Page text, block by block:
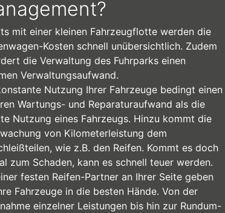
mit einer kleinen Fahrzeugflotte werden die
Kosten schnell unübersichtlich. Zudem
die Verwaltung des Fuhrparks einen
Verwaltungsaufwand.
Nutzung Ihrer Fahrzeuge bedingt einen
Wartungs- und Reparaturaufwand als die
Nutzung eines Fahrzeugs. Hinzu kommt die
von Kilometerleistung dem
wie z.B. den Reifen. Kommt es doch
zum Schaden, kann es schnell teuer werden.
festen Reifen-Partner an Ihrer Seite geben
Fahrzeuge in die besten Hände. Von der
einzelner Leistungen bis hin zur Rundum-